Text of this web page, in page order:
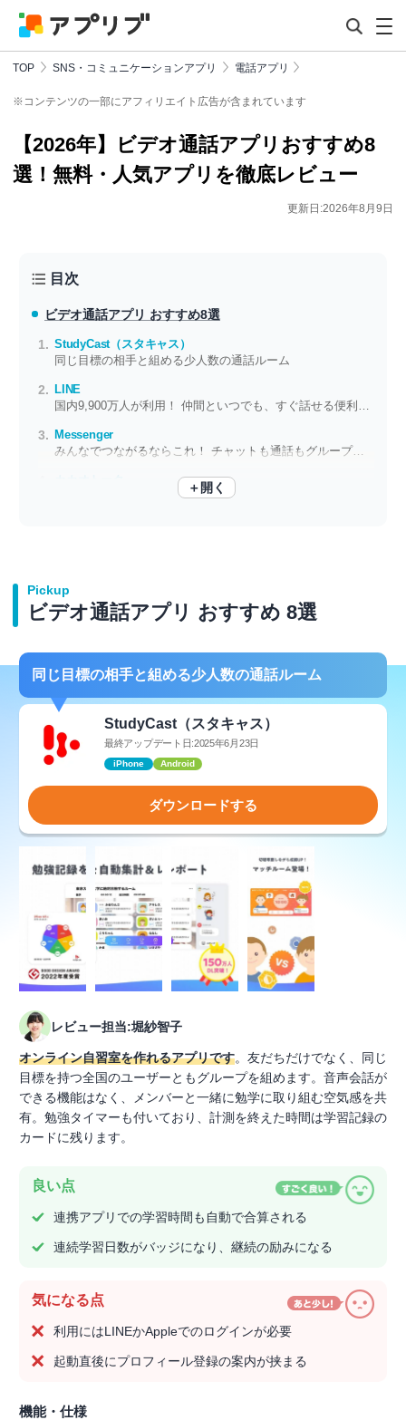
TOP SNS・コミュニケーションアプリ 電話アプリ
※コンテンツの一部にアフィリエイト広告が含まれています
【2026年】ビデオ通話アプリおすすめ8
選！無料・人気アプリを徹底レビュー
更新日:2026年8月9日
目次
ビデオ通話アプリ おすすめ8選
StudyCast（スタキャス）
同じ目標の相手と組める少人数の通話ルーム
LINE
国内9,900万人が利用！ 仲間といつでも、すぐ話せる便利な連絡アプリ
Messenger
みんなでつながるならこれ！ チャットも通話もグループでもラクラク
＋開く
Pickup
ビデオ通話アプリ おすすめ 8選
同じ目標の相手と組める少人数の通話ルーム
StudyCast（スタキャス）
最終アップデート日:2025年6月23日
iPhone Android
ダウンロードする
レビュー担当:堀紗智子
オンライン自習室を作れるアプリです。友だちだけでなく、同じ
目標を持つ全国のユーザーともグループを組めます。音声会話が
できる機能はなく、メンバーと一緒に勉学に取り組む空気感を共
有。勉強タイマーも付いており、計測を終えた時間は学習記録の
カードに残ります。
良い点
連携アプリでの学習時間も自動で合算される
連続学習日数がバッジになり、継続の励みになる
気になる点
利用にはLINEかAppleでのログインが必要
起動直後にプロフィール登録の案内が挟まる
機能・仕様